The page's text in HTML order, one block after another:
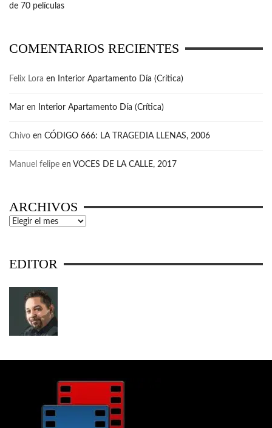
de 70 películas
COMENTARIOS RECIENTES
Felix Lora en Interior Apartamento Día (Crítica)
Mar en Interior Apartamento Día (Crítica)
Chivo en CÓDIGO 666: LA TRAGEDIA LLENAS, 2006
Manuel felipe en VOCES DE LA CALLE, 2017
ARCHIVOS
Archivos
EDITOR